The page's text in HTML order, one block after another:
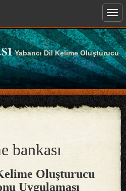
Yabancı Dil Kelime Oluşturucu
bankası
Oluşturucu
Uygulaması